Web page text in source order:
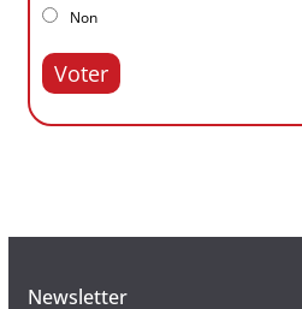
Non
Voter
Newsletter